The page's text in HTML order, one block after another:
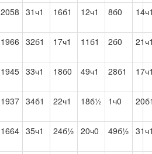
2058 31ч1 16б1 12ч1 8б0
1966 32б1 17ч1 11б1 2б0
1945 33ч1 18б0 49ч1 28б1
1937 34б1 22ч1 18б½ 1ч0
1664 35ч1 24б½ 20ч0 49б½